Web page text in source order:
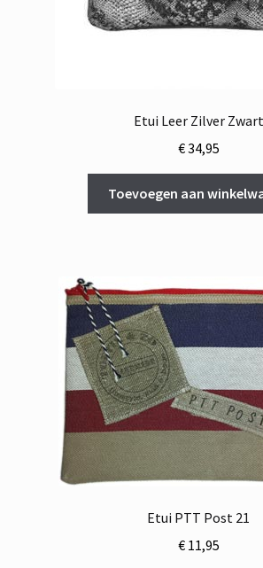
Etui Leer Zilver Zwart
€34,95
Toevoegen aan
Etui PTT Post 21
€11,95